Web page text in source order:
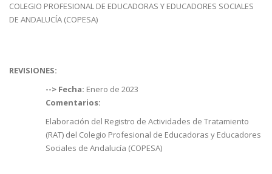
COLEGIO PROFESIONAL DE EDUCADORAS Y EDUCADORES SOCIALES
DE ANDALUCÍA (COPESA)
REVISIONES:
--> Fecha: Enero de 2023
Comentarios:
Elaboración del Registro de Actividades de Tratamiento
(RAT) del Colegio Profesional de Educadoras y Educadores
Sociales de Andalucía (COPESA)